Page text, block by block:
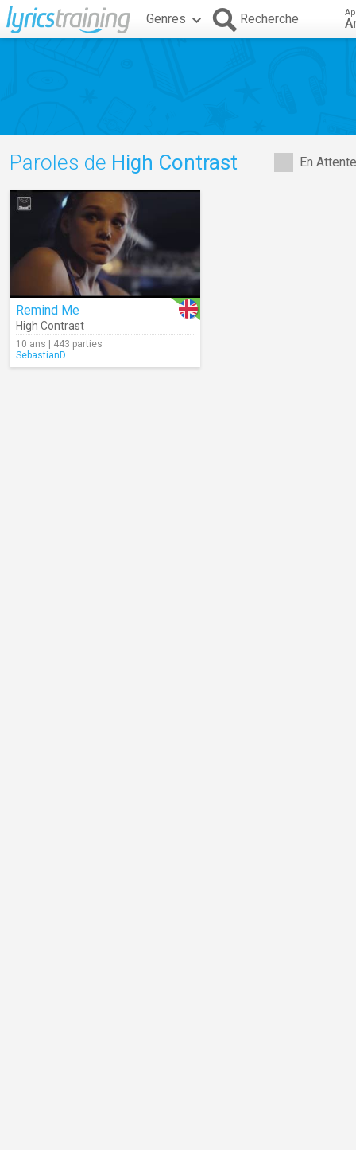
Genres Recherche
En
Paroles de High Contrast
Remind Me
High Contrast
10 ans | 443 parties
SebastianD